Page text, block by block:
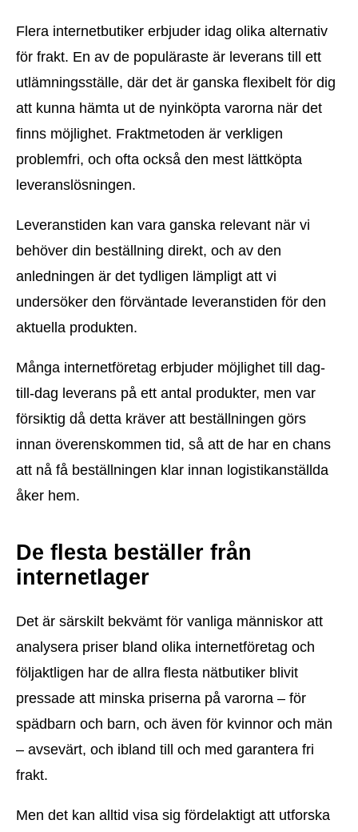
Flera internetbutiker erbjuder idag olika alternativ
för frakt. En av de populäraste är leverans till ett
utlämningsställe, där det är ganska flexibelt för dig
att kunna hämta ut de nyinköpta varorna när det
finns möjlighet. Fraktmetoden är verkligen
problemfri, och ofta också den mest lättköpta
leveranslösningen.
Leveranstiden kan vara ganska relevant när vi
behöver din beställning direkt, och av den
anledningen är det tydligen lämpligt att vi
undersöker den förväntade leveranstiden för den
aktuella produkten.
Många internetföretag erbjuder möjlighet till dag-
till-dag leverans på ett antal produkter, men var
försiktig då detta kräver att beställningen görs
innan överenskommen tid, så att de har en chans
att nå få beställningen klar innan logistikanställda
åker hem.
De flesta beställer från
internetlager
Det är särskilt bekvämt för vanliga människor att
analysera priser bland olika internetföretag och
följaktligen har de allra flesta nätbutiker blivit
pressade att minska priserna på varorna – för
spädbarn och barn, och även för kvinnor och män
– avsevärt, och ibland till och med garantera fri
frakt.
Men det kan alltid visa sig fördelaktigt att utforska